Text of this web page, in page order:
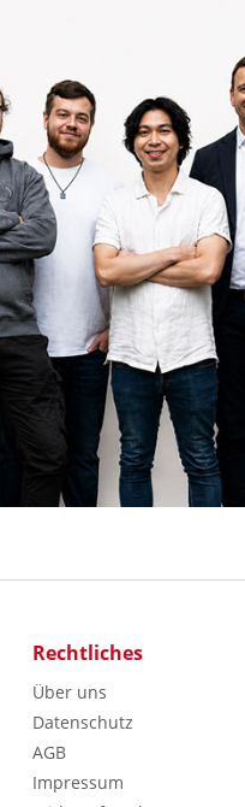
Rechtliches
Über uns
Datenschutz
AGB
Impressum